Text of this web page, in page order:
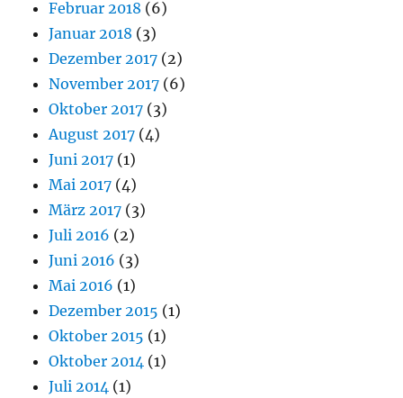
Februar 2018 (6)
Januar 2018 (3)
Dezember 2017 (2)
November 2017 (6)
Oktober 2017 (3)
August 2017 (4)
Juni 2017 (1)
Mai 2017 (4)
März 2017 (3)
Juli 2016 (2)
Juni 2016 (3)
Mai 2016 (1)
Dezember 2015 (1)
Oktober 2015 (1)
Oktober 2014 (1)
Juli 2014 (1)